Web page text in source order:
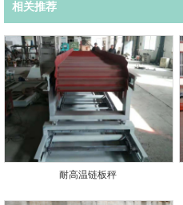
相关推荐
耐高温链板秤